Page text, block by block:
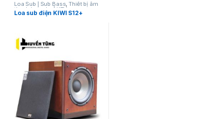
Loa Sub | Sub Bass,Thiết bị âm
thanh karaoke | KTV
Loa sub điện KIWI S12+